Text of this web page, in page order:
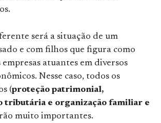
será a situação de um
e com filhos que figura como
empresas atuantes em diversos
Nesse caso, todos os
(proteção patrimonial,
tributária e organização familiar e
muito importantes.